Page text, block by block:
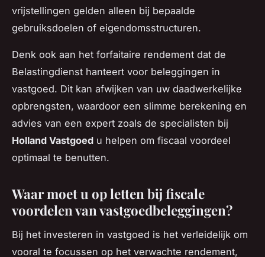
vrijstellingen gelden alleen bij bepaalde
gebruiksdoelen of eigendomsstructuren.
Denk ook aan het forfaitaire rendement dat de
Belastingdienst hanteert voor beleggingen in
vastgoed. Dit kan afwijken van uw daadwerkelijke
opbrengsten, waardoor een slimme berekening en
advies van een expert zoals de specialisten bij
Holland Vastgoed u helpen om fiscaal voordeel
optimaal te benutten.
Waar moet u op letten bij fiscale
voordelen van vastgoedbeleggingen?
Bij het investeren in vastgoed is het verleidelijk om
vooral te focussen op het verwachte rendement,